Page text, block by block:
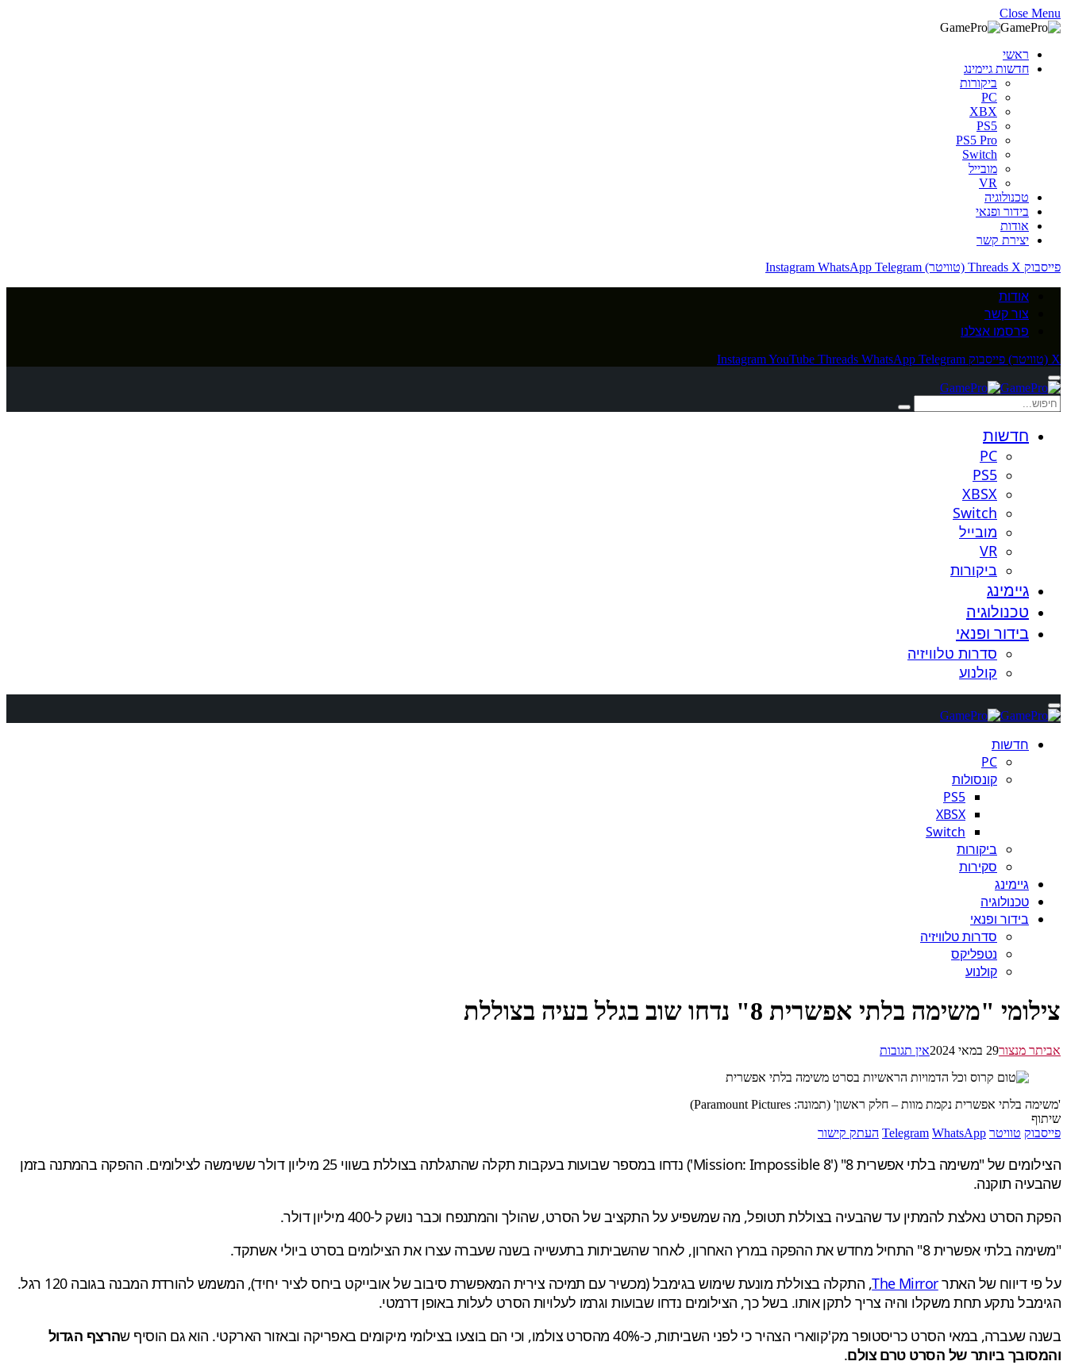
Close Menu
ראשי
חדשות גיימינג
ביקורות
PC
XBX
PS5
PS5 Pro
Switch
מובייל
VR
טכנולוגיה
בידור ופנאי
אודות
יצירת קשר
פייסבוק
Threads X (טוויטר) Instagram WhatsApp Telegram
אודות
צור קשר
פרסמו אצלנו
X (טוויטר) פייסבוק InstagramYouTube Threads WhatsApp Telegram
חדשות
PC
PS5
XBSX
Switch
מובייל
VR
ביקורות
גיימינג
טכנולוגיה
בידור ופנאי
סדרות טלוויזיה
קולנוע
חדשות
PC
קונסולות
PS5
XBSX
Switch
ביקורות
סקירות
גיימינג
טכנולוגיה
בידור ופנאי
סדרות טלוויזיה
נטפליקס
קולנוע
צילומי "משימה בלתי אפשרית 8" נדחו שוב בגלל בעיה בצוללת
אביתר מנצור29 במאי 2024 אין תגובות
'משימה בלתי אפשרית נקמת מוות – חלק ראשון' (תמונה: Paramount Pictures)
שיתוף
פייסבוק טוויטר Telegram WhatsApp העתק קישור
הצילומים של "משימה בלתי אפשרית 8" ('Mission: Impossible 8') נדחו במספר שבועות בעקבות תקלה שהתגלתה בצוללת בשווי 25 מיליון דולר ששימשה לצילומים. ההפקה בהמתנה בזמן
שהבעיה תוקנה.
הפקת הסרט נאלצת להמתין עד שהבעיה בצוללת תטופל, מה שמשפיע על התקציב של הסרט, שהולך והמתנפח וכבר נושק ל-400 מיליון דולר.
"משימה בלתי אפשרית 8" התחיל מחדש את ההפקה במרץ האחרון, לאחר שהשביתות בתעשייה בשנה שעברה עצרו את הצילומים בסרט ביולי אשתקד.
על פי דיווח של האתרThe Mirror
, התקלה בצוללת מונעת שימוש בגימבל (מכשיר עם תמיכה צירית המאפשרת סיבוב של אובייקט ביחס לציר יחיד), המשמש להורדת המבנה בגובה 120 רגל.
הגימבל נתקע תחת משקלו והיה צריך לתקן אותו. בשל כך, הצילומים נדחו שבועות וגרמו לעלויות הסרט לעלות באופן דרמטי.
בשנה שעברה, במאי הסרט כריסטופר מק'קווארי הצהיר כי לפני השביתות, כ-40% מהסרט צולמו, וכי הם בוצעו בצילומי מיקומים באפריקה ובאזור הארקטי. הוא גם הוסיף ש
הרצף הגדול
והמסובך ביותר של הסרט טרם צולם.